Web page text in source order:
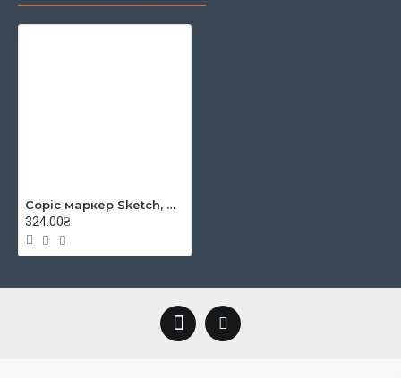
Copic маркер Sketch, BG-000 Pale aqua (Прозора вода)
324.00₴